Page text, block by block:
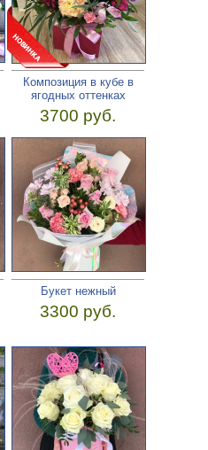
Композиция в кубе в
ягодных оттенках
3700 руб.
Букет нежный
3300 руб.